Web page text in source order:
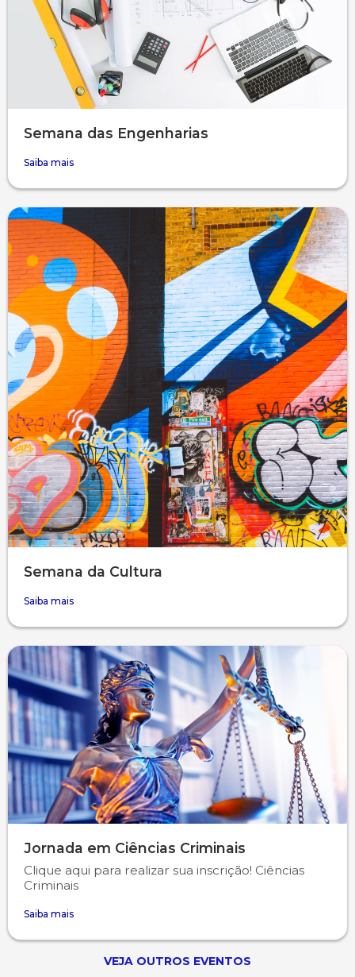
Semana das Engenharias
Saiba mais
Semana da Cultura
Saiba mais
Jornada em Ciências Criminais
Clique aqui para realizar sua inscrição! Ciências
Criminais
Saiba mais
VEJA OUTROS EVENTOS